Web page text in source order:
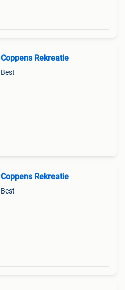
Coppens Rekreatie
Best
Coppens Rekreatie
Best